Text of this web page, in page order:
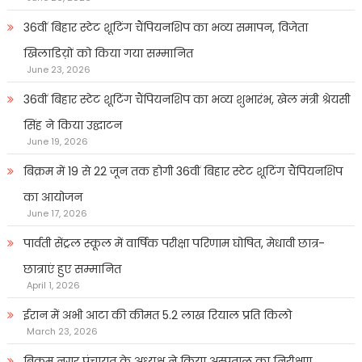
36वीं बिहार स्टेट शूटिंग चैंपियनशिप का भव्य समापन, विजेता
खिलाडिय़ों को किया गया सम्मानित
June 23, 2026
36वीं बिहार स्टेट शूटिंग चैंपियनशिप का भव्य शुभारंभ, खेल मंत्री श्रेयसी
सिंह ने किया उद्घाटन
June 19, 2026
बिक्रम में 19 से 22 जून तक होगी 36वीं बिहार स्टेट शूटिंग चैंपियनशिप
का आयोजन
June 17, 2026
पार्वती सेंट्रल स्कूल में वार्षिक परीक्षा परिणाम घोषित, मेधावी छात्र-
छात्राएं हुए सम्मानित
April 1, 2026
ईरान में अभी आटा की कीमत 5.2 लाख रियाल प्रति किलो
March 23, 2026